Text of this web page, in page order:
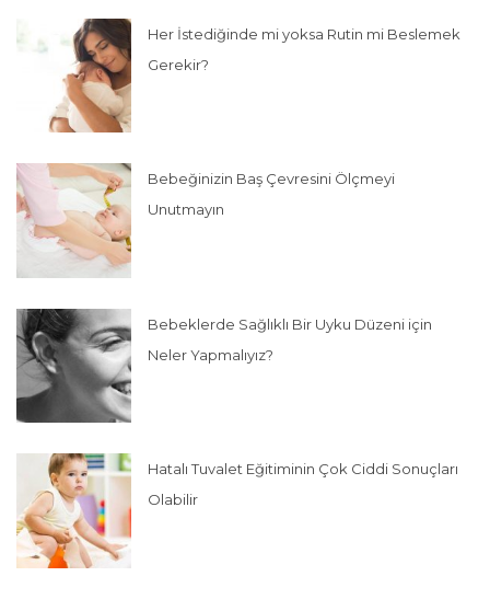
Her İstediğinde mi yoksa Rutin mi Beslemek
Gerekir?
Bebeğinizin Baş Çevresini Ölçmeyi
Unutmayın
Bebeklerde Sağlıklı Bir Uyku Düzeni için
Neler Yapmalıyız?
Hatalı Tuvalet Eğitiminin Çok Ciddi Sonuçları
Olabilir